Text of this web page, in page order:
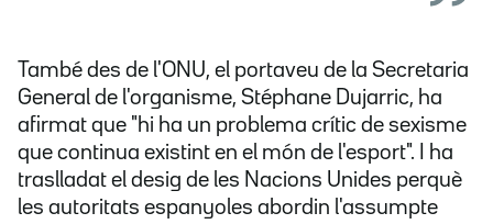
També des de l'ONU, el portaveu de la Secretaria
General de l'organisme, Stéphane Dujarric, ha
afirmat que "hi ha un problema crític de sexisme
que continua existint en el món de l'esport". I ha
traslladat el desig de les Nacions Unides perquè
les autoritats espanyoles abordin l'assumpte